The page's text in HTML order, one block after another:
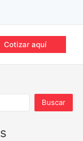
Cotizar aquí
Buscar